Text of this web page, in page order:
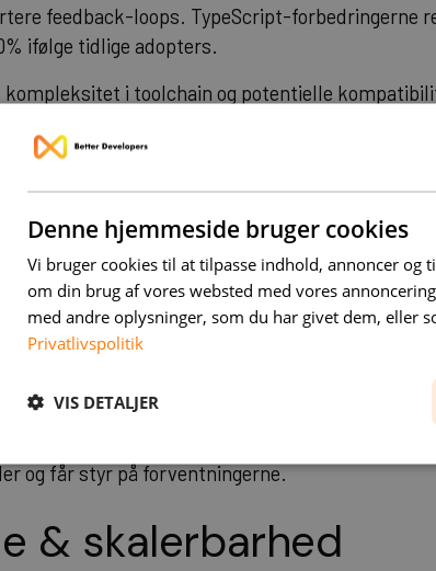
feedback-loops. TypeScript-forbedringerne
ifølge tidlige adopters.
kompleksitet i toolchain og potentielle
plugins. Ikke alle tredjepartsbiblioteker
eller alternative løsninger.
håndteres og optimeres, hvilket påvirker
bundler genererer andre output-formater, som
eller cache-invalidering. Dette er
eller har komplekse deployment-pipelines.
strengere type checking som
På opstartsmødet stiller vi de
og får styr på forventningerne.
& skalerbarhed
Denne hjemmeside bruger cookies
Vi bruger cookies til at tilpasse indhold, annoncer og
om din brug af vores websted med vores
med andre oplysninger, som du har givet dem, eller
Privatlivspolitik
VIS DETALJER